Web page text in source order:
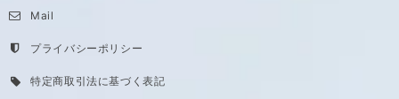
Mail
プライバシーポリシー
特定商取引法に基づく表記